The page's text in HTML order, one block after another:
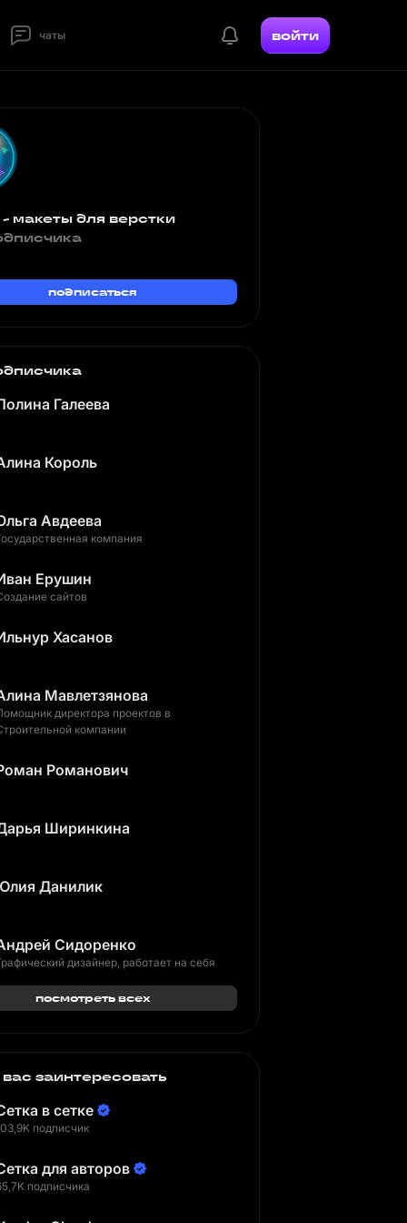
чаты войти
макеты для верстки
подписаться
Галеева
Король
Авдеева
компания
Ерушин
сайтов
Хасанов
Мавлетзянова
директора проектов в
компании
Романович
Ширинкина
Данилик
Сидоренко
дизайнер, работает на себя
посмотреть всех
заинтересовать
в сетке
подписчик
для авторов
подписчика